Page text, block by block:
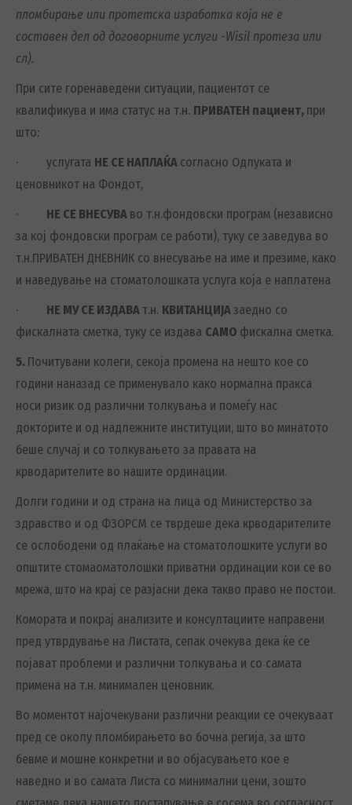
пломбирање или протетска изработка која не е
составен дел од договорните услуги -Wisil протеза или
сл).
При сите горенаведени ситуации, пациентот се
квалификува и има статус на т.н. ПРИВАТЕН пациент, при
што:
· услугата НЕ СЕ НАПЛАЌА согласно Одлуката и
ценовникот на Фондот,
· НЕ СЕ ВНЕСУВА во т.н.фондовски програм (независно
за кој фондовски програм се работи), туку се заведува во
т.н.ПРИВАТЕН ДНЕВНИК со внесување на име и презиме, како
и наведување на стоматолошката услуга која е наплатена
· НЕ МУ СЕ ИЗДАВАт.н. КВИТАНЦИЈАзаедно со
фискалната сметка, туку се издава САМО фискална сметка.
5. Почитувани колеги, секоја промена на нешто кое со
години наназад се применувало како нормална пракса
носи ризик од различни толкувања и помеѓу нас
докторите и од надлежните институции, што во минатото
беше случај и со толкувањето за правата на
крводарителите во нашите ординации.
Долги години и од страна на лица од Министерство за
здравство и од ФЗОРСМ се тврдеше дека крводарителите
се ослободени од плаќање на стоматолошките услуги во
општите стомаоматолошки приватни ординации кои се во
мрежа, што на крај се разјасни дека такво право не постои.
Комората и покрај анализите и консултациите направени
пред утврдување на Листата, сепак очекува дека ќе се
појават проблеми и различни толкувања и со самата
примена на т.н. минимален ценовник.
Во моментот најочекувани различни реакции се очекуваат
пред се околу пломбирањето во бочна регија, за што
бевме и мошне конкретни и во објасувањето кое е
наведно и во самата Листа со минимални цени, зошто